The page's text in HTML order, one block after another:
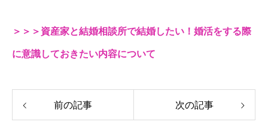
＞＞＞資産家と結婚相談所で結婚したい！婚活をする際
に意識しておきたい内容について
前の記事 次の記事